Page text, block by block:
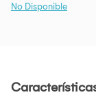
No Disponible